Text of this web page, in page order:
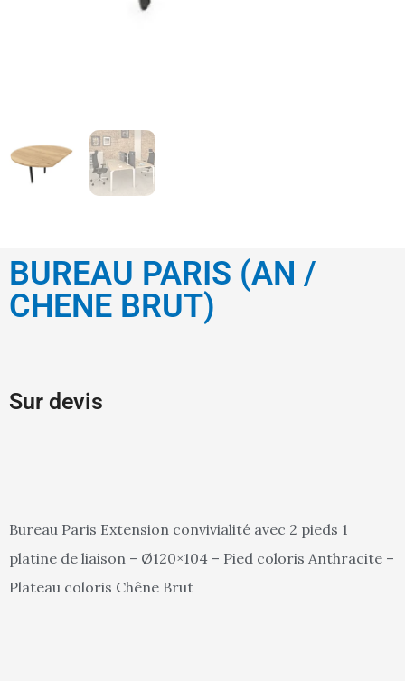
BUREAU PARIS (AN /
CHENE BRUT)
Sur devis
Bureau Paris Extension convivialité avec 2 pieds 1
platine de liaison – Ø120×104 – Pied coloris Anthracite –
Plateau coloris Chêne Brut